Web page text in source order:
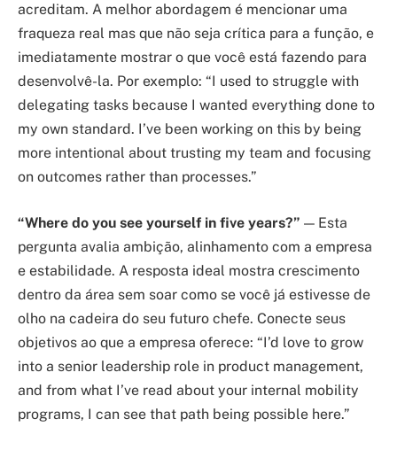
acreditam. A melhor abordagem é mencionar uma
fraqueza real mas que não seja crítica para a função, e
imediatamente mostrar o que você está fazendo para
desenvolvê-la. Por exemplo: “I used to struggle with
delegating tasks because I wanted everything done to
my own standard. I’ve been working on this by being
more intentional about trusting my team and focusing
on outcomes rather than processes.”
“Where do you see yourself in five years?” — Esta
pergunta avalia ambição, alinhamento com a empresa
e estabilidade. A resposta ideal mostra crescimento
dentro da área sem soar como se você já estivesse de
olho na cadeira do seu futuro chefe. Conecte seus
objetivos ao que a empresa oferece: “I’d love to grow
into a senior leadership role in product management,
and from what I’ve read about your internal mobility
programs, I can see that path being possible here.”